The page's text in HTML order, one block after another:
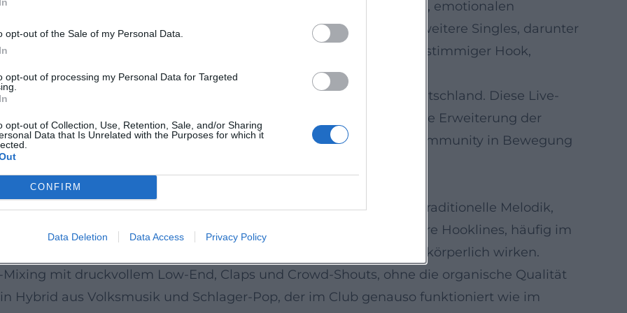
opt-out of the Sale of my Personal Data.
opt-out of processing my Personal Data for Targeted
opt-out of Collection, Use, Retention, Sale, and/or Sharing
Data that Is Unrelated with the Purposes for which it
CONFIRM
Data Deletion Data Access Privacy Policy
hoch: 2024 legte die Band mit „Echo“ einen track-getriebenen, emotionalen
in ein druckvolles Arrangement übersetzt. 2025 folgten weitere Singles, darunter
„Herz sticht“ (Oktober 2025) – Titel, die die Handschrift aus mehrstimmiger Hook,
fortführen.
aufwändig inszenierten „Burning Lederhos’n“-Show durch Deutschland. Diese Live-
Elemente mit LED-Design, Tanz und präziser Live-Regie – eine Erweiterung der
Die Kontinuität im Release- und Tour-Zyklus hält die Community in Bewegung
aber beatstarke Vokalgruppe, deren „Neue Volksmusik“ traditionelle Melodik,
verschmilzt. In der Komposition dominieren klare Hooklines, häufig im
Drums und Brass-Hits auf mehrstimmige Texturen, die live körperlich wirken.
mit druckvollem Low-End, Claps und Crowd-Shouts, ohne die organische Qualität
Hybrid aus Volksmusik und Schlager-Pop, der im Club genauso funktioniert wie im